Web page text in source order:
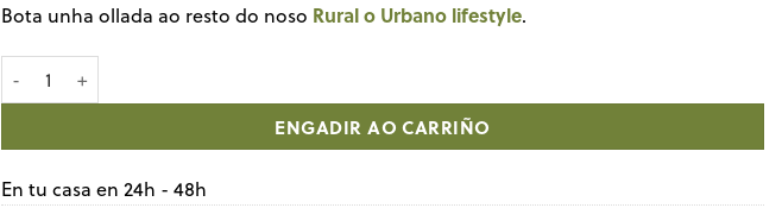
Bota unha ollada ao resto do noso Rural o Urbano lifestyle.
Correa colga chaves by Meteora Handmade para Rural o Urbano cantidade
ENGADIR AO CARRIÑO
En tu casa en 24h - 48h